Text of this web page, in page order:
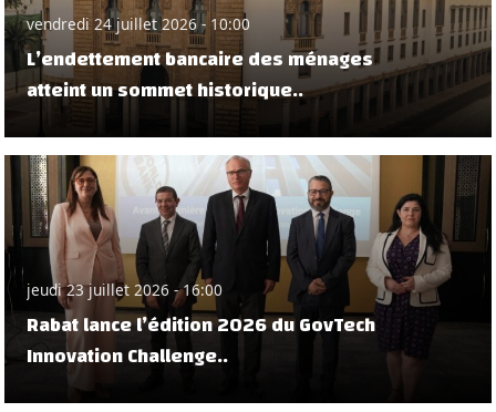
vendredi 24 juillet 2026 - 10:00
L’endettement bancaire des ménages
atteint un sommet historique..
jeudi 23 juillet 2026 - 16:00
Rabat lance l’édition 2026 du GovTech
Innovation Challenge..